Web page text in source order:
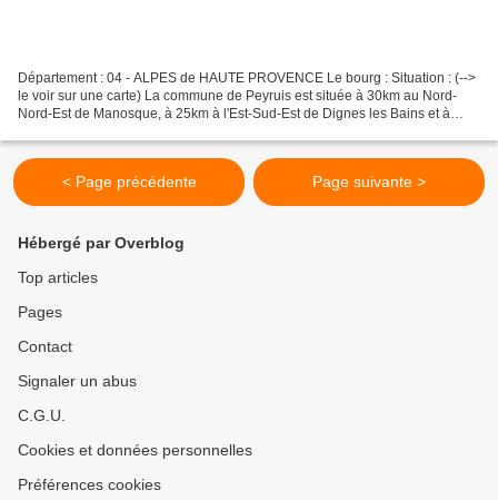
Département : 04 - ALPES de HAUTE PROVENCE Le bourg : Situation : (-->
le voir sur une carte) La commune de Peyruis est située à 30km au Nord-
Nord-Est de Manosque, à 25km à l'Est-Sud-Est de Dignes les Bains et à
< Page précédente Page suivante >
Hébergé par Overblog
Top articles
Pages
Contact
Signaler un abus
C.G.U.
Cookies et données personnelles
Préférences cookies